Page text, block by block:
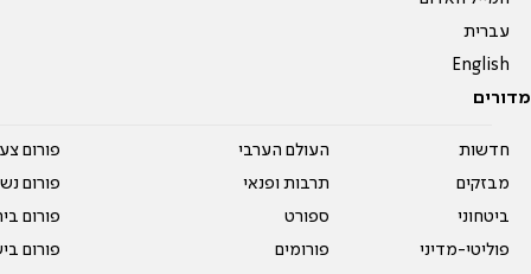
עברית
English
מדורים
חדשות
מבזקים
ביטחוני
פוליטי-מדיני
העולם הערבי
תרבות ופנאי
ספורט
פורומים
פורום
פורום
פורום
פורום